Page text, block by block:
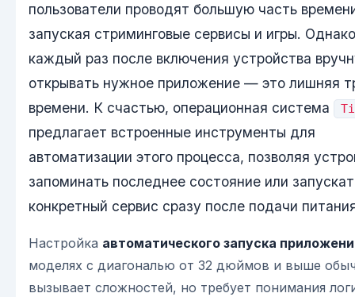
пользователи проводят большую часть
запуская стриминговые сервисы и игры.
каждый раз после включения устройства
открывать нужное приложение — это лишняя
времени. К счастью, операционная система
предлагает встроенные инструменты для
автоматизации этого процесса, позволяя
запоминать последнее состояние или
конкретный сервис сразу после подачи
Настройка автоматического запуска
моделях с диагональю от 32 дюймов и выше
вызывает сложностей, но требует понимания